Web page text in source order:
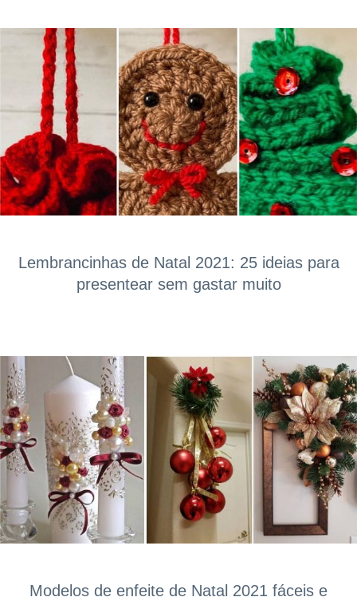
Lembrancinhas de Natal 2021: 25 ideias para
presentear sem gastar muito
Modelos de enfeite de Natal 2021 fáceis e